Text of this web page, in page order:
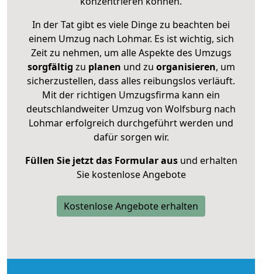
In der Tat gibt es viele Dinge zu beachten bei
einem Umzug nach Lohmar. Es ist wichtig, sich
Zeit zu nehmen, um alle Aspekte des Umzugs
sorgfältig zu planen und zu organisieren, um
sicherzustellen, dass alles reibungslos verläuft.
Mit der richtigen Umzugsfirma kann ein
deutschlandweiter Umzug von Wolfsburg nach
Lohmar erfolgreich durchgeführt werden und
dafür sorgen wir.
Füllen Sie jetzt das Formular ausund erhalten
Sie kostenlose Angebote
Kostenlose Angebote erhalten